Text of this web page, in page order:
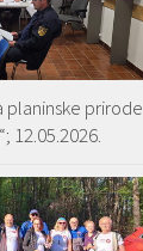
planinske prirode
12.05.2026.